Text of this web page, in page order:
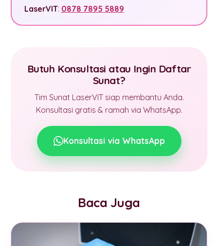
LaserVIT: 0878 7895 5889
Butuh Konsultasi atau Ingin Daftar
Sunat?
Tim Sunat LaserVIT siap membantu Anda.
Konsultasi gratis & ramah via WhatsApp.
Konsultasi via WhatsApp
Baca Juga